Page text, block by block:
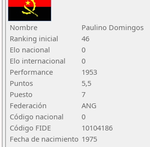
Nombre
Paulino Domingos
Ranking inicial
46
Elo nacional
0
Elo internacional
0
Performance
1953
Puntos
5,5
Puesto
7
Federación
ANG
Código nacional
0
Código FIDE
10104186
Fecha de nacimiento 1975